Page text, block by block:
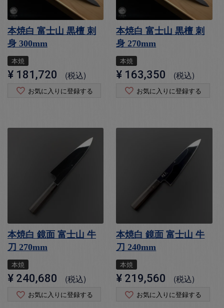
本焼白 富士山 黒檀 刺
身 300mm
本焼
¥ 181,720 税込
お気に入りに登録する
本焼白 富士山 黒檀 刺
身 270mm
本焼
¥ 163,350 税込
お気に入りに登録する
本焼白 鏡面 富士山 牛
刀 270mm
本焼
¥ 240,680 税込
お気に入りに登録する
本焼白 鏡面 富士山 牛
刀 240mm
本焼
¥ 219,560 税込
お気に入りに登録する